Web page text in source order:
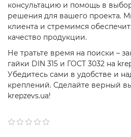
консультацию и помощь в
решения для вашего проекта.
клиента и стремимся
качество продукции.
Не тратьте время на поиски –
гайки DIN 315 и ГОСТ 3032 на
Убедитесь сами в удобстве и
креплений. Сделайте верный
krepzevs.ua!